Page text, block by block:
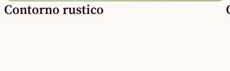
Contorno rustico